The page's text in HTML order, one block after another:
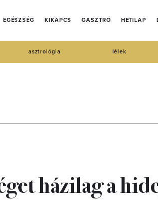
EGÉSZSÉG KIKAPCS GASZTRÓ HETILAP
asztrológia lélek
házilag a